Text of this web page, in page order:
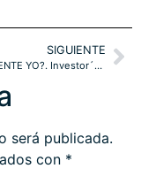
SIGUIENTE
COMPLACIENTE YO?. Investor´s Intelligence y Margin Debt
será publicada.
con *